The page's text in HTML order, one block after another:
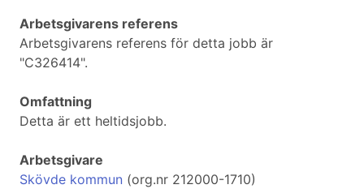
Arbetsgivarens referens
Arbetsgivarens referens för detta jobb är
"C326414".
Omfattning
Detta är ett heltidsjobb.
Arbetsgivare
Skövde kommun (org.nr 212000-1710)